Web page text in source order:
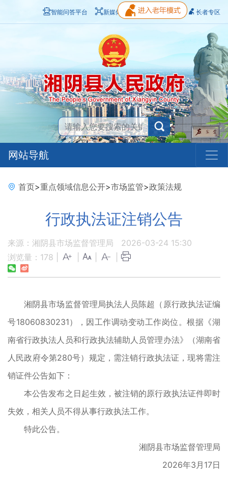
智能问答平台 新媒体矩阵 无障碍浏览 长者专区
网站导航
首页>重点领域信息公开>市场监管>政策法规
行政执法证注销公告
来源：湘阴县市场监督管理局
2026-03-24 15:30
浏览量： 178
湘阴县市场监督管理局执法人员陈超（原行政执法证编
号18060830231），因工作调动变动工作岗位。根据《湖
南省行政执法人员和行政执法辅助人员管理办法》（湖南省
人民政府令第280号）规定，需注销行政执法证，现将需注
销证件公告如下：
本公告发布之日起生效，被注销的原行政执法证件即时
失效，相关人员不得从事行政执法工作。
特此公告。
湘阴县市场监督管理局
2026年3月17日